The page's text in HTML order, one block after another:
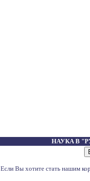
НАУКА В
Если Вы хотите стать нашим